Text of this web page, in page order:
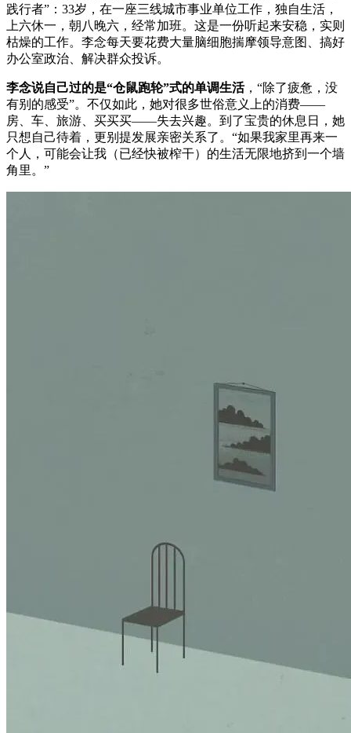
践行者”：33岁，在一座三线城市事业单位工作，独自生活，
上六休一，朝八晚六，经常加班。这是一份听起来安稳，实则
枯燥的工作。李念每天要花费大量脑细胞揣摩领导意图、搞好
办公室政治、解决群众投诉。
李念说自己过的是“仓鼠跑轮”式的单调生活，“除了疲惫，没
有别的感受”。不仅如此，她对很多世俗意义上的消费——
房、车、旅游、买买买——失去兴趣。到了宝贵的休息日，她
只想自己待着，更别提发展亲密关系了。“如果我家里再来一
个人，可能会让我（已经快被榨干）的生活无限地挤到一个墙
角里。”